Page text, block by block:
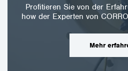
Profitieren Sie von der
how der Experten von
Mehr